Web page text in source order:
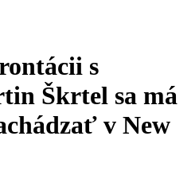
s
Škrtel sa má
v New